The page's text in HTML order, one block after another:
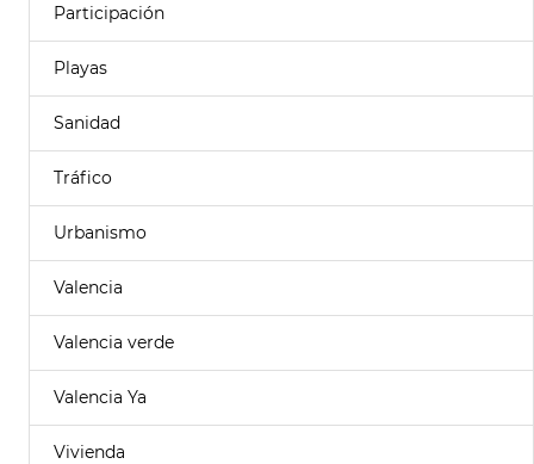
Participación
Playas
Sanidad
Tráfico
Urbanismo
Valencia
Valencia verde
Valencia Ya
Vivienda